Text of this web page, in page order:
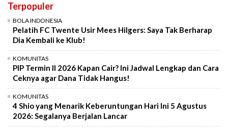
Terpopuler
BOLA INDONESIA
Pelatih FC Twente Usir Mees Hilgers: Saya Tak Berharap
Dia Kembali ke Klub!
KOMUNITAS
PIP Termin II 2026 Kapan Cair? Ini Jadwal Lengkap dan Cara
Ceknya agar Dana Tidak Hangus!
KOMUNITAS
4 Shio yang Menarik Keberuntungan Hari Ini 5 Agustus
2026: Segalanya Berjalan Lancar